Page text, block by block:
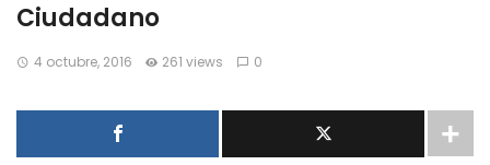
Ciudadano
4 octubre, 2016 261 views 0